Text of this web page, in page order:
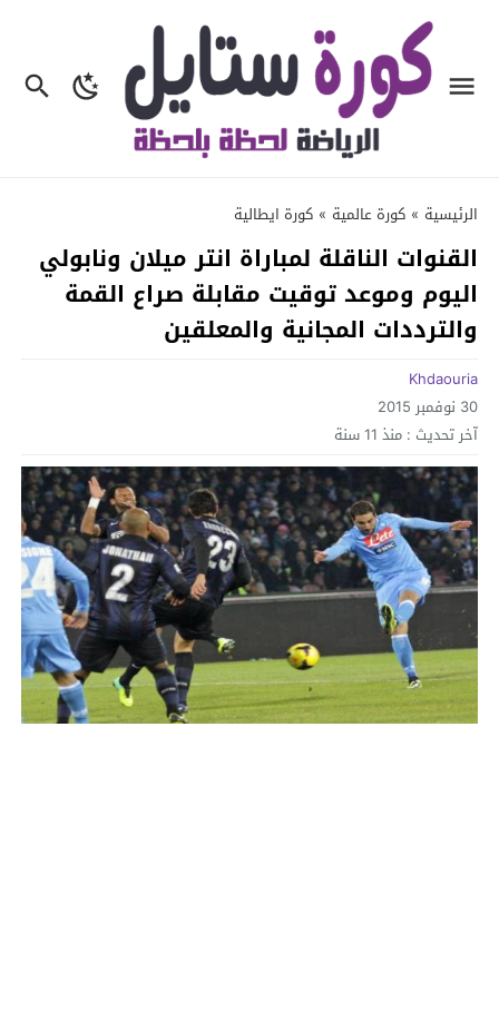
الرئيسية » كورة عالمية » كورة ايطالية
القنوات الناقلة لمباراة انتر ميلان ونابولي
اليوم وموعد توقيت مقابلة صراع القمة
والترددات المجانية والمعلقين
Khdaouria
30 نوفمبر 2015
آخر تحديث : منذ 11 سنة